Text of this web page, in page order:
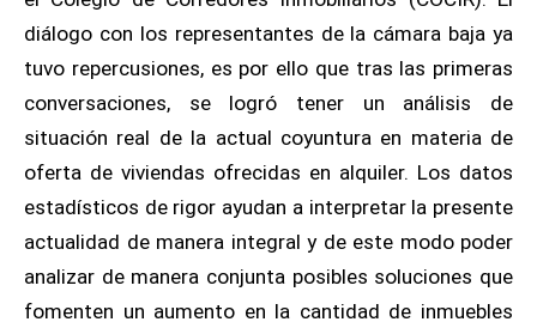
diálogo con los representantes de la cámara baja ya
tuvo repercusiones, es por ello que tras las primeras
conversaciones, se logró tener un análisis de
situación real de la actual coyuntura en materia de
oferta de viviendas ofrecidas en alquiler. Los datos
estadísticos de rigor ayudan a interpretar la presente
actualidad de manera integral y de este modo poder
analizar de manera conjunta posibles soluciones que
fomenten un aumento en la cantidad de inmuebles